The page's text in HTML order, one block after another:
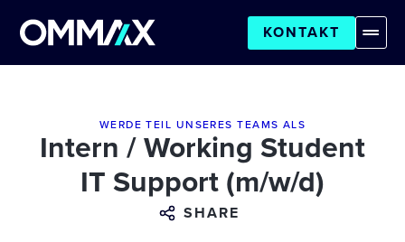
KONTAKT
WERDE TEIL UNSERES TEAMS ALS
Intern / Working Student
IT Support (m/w/d)
SHARE